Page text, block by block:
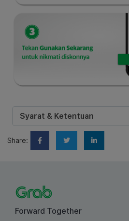
Syarat & Ketentuan
Share:
Forward Together